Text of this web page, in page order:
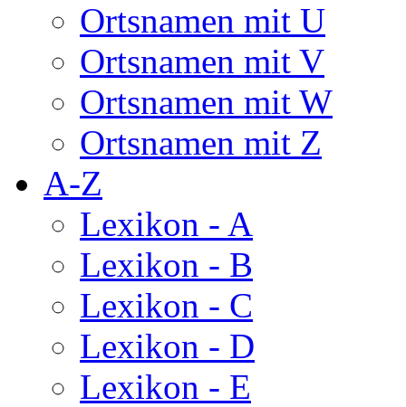
Ortsnamen mit U
Ortsnamen mit V
Ortsnamen mit W
Ortsnamen mit Z
A-Z
Lexikon - A
Lexikon - B
Lexikon - C
Lexikon - D
Lexikon - E